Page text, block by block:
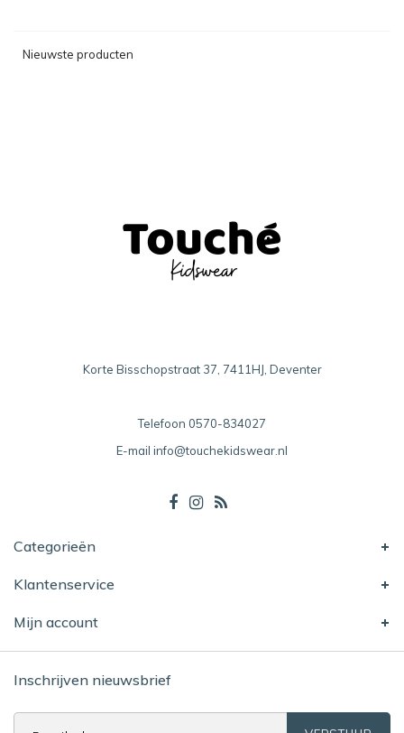
Nieuwste producten
Korte Bisschopstraat 37, 7411HJ, Deventer
Telefoon 0570-834027
E-mail info@touchekidswear.nl
Categorieën
Klantenservice
Mijn account
Inschrijven nieuwsbrief